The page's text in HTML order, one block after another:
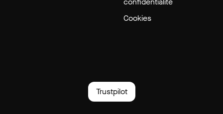
Cookies
Trustpilot